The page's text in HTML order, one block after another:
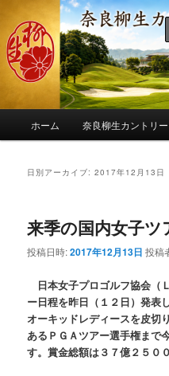
ン
コ
ン
へ
コ
ン
ツ
移
奈良柳生カン
ブログ
季節の話題、クラブの出来事
筆、喜怒哀楽などを気まぐれに発
ホーム 奈良柳生カントリ
日別アーカイブ:2017年12月13日
来季の国内女子ツ
投稿日時:2017年12月13日 投稿
日本女子プロゴルフ協会（
ー日程を昨日（１２日）発表
オーキッドレディースを皮切
あるＰＧＡツアー選手権まで
す。賞金総額は３７億２５０